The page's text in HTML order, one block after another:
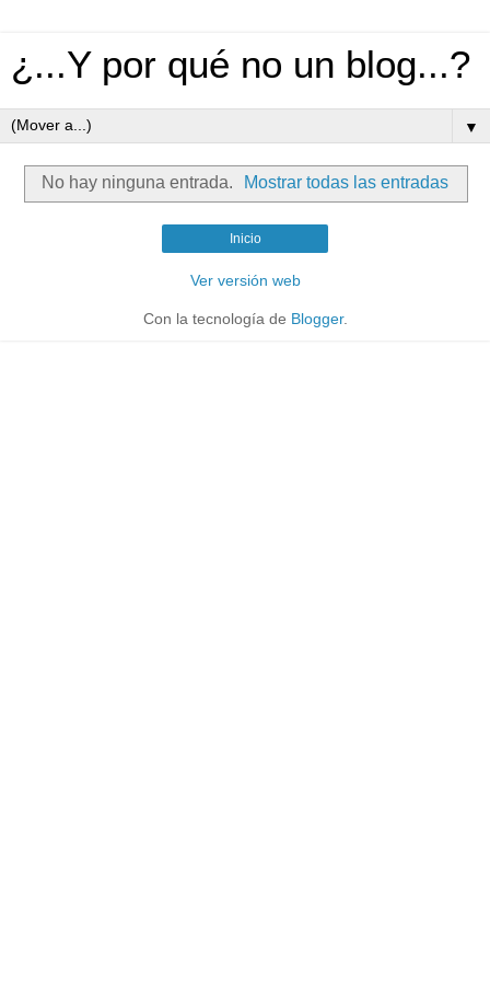
¿...Y por qué no un blog...?
▼
No hay ninguna entrada. Mostrar todas las entradas
Inicio
Ver versión web
Con la tecnología de Blogger.